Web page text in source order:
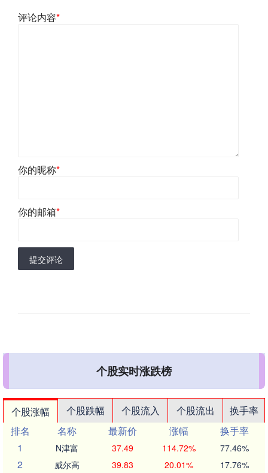
评论内容*
你的昵称*
你的邮箱*
提交评论
个股实时涨跌榜
个股涨幅 个股跌幅 个股流入 个股流出
换手率
排名
名称 最新价 涨幅
换手率
1
N津富 37.49 114.72% 77.46%
2 威尔高 39.83 20.01% 17.76%